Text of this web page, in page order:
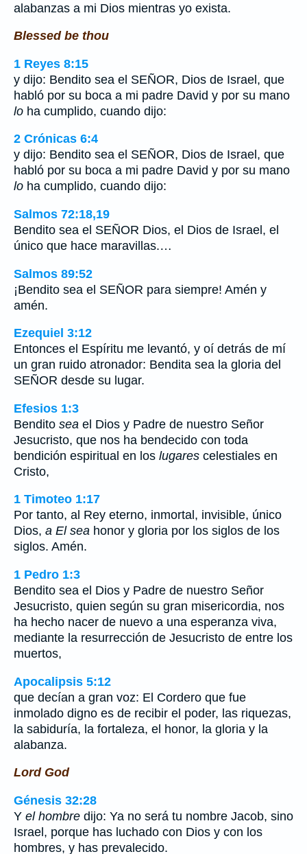
alabanzas a mi Dios mientras yo exista.
Blessed be thou
1 Reyes 8:15
y dijo: Bendito sea el SEÑOR, Dios de Israel, que
habló por su boca a mi padre David y por su mano
lo ha cumplido, cuando dijo:
2 Crónicas 6:4
y dijo: Bendito sea el SEÑOR, Dios de Israel, que
habló por su boca a mi padre David y por su mano
lo ha cumplido, cuando dijo:
Salmos 72:18,19
Bendito sea el SEÑOR Dios, el Dios de Israel, el
único que hace maravillas.…
Salmos 89:52
¡Bendito sea el SEÑOR para siempre! Amén y
amén.
Ezequiel 3:12
Entonces el Espíritu me levantó, y oí detrás de mí
un gran ruido atronador: Bendita sea la gloria del
SEÑOR desde su lugar.
Efesios 1:3
Bendito sea el Dios y Padre de nuestro Señor
Jesucristo, que nos ha bendecido con toda
bendición espiritual en los lugares celestiales en
Cristo,
1 Timoteo 1:17
Por tanto, al Rey eterno, inmortal, invisible, único
Dios, a El sea honor y gloria por los siglos de los
siglos. Amén.
1 Pedro 1:3
Bendito sea el Dios y Padre de nuestro Señor
Jesucristo, quien según su gran misericordia, nos
ha hecho nacer de nuevo a una esperanza viva,
mediante la resurrección de Jesucristo de entre los
muertos,
Apocalipsis 5:12
que decían a gran voz: El Cordero que fue
inmolado digno es de recibir el poder, las riquezas,
la sabiduría, la fortaleza, el honor, la gloria y la
alabanza.
Lord God
Génesis 32:28
Y el hombre dijo: Ya no será tu nombre Jacob, sino
Israel, porque has luchado con Dios y con los
hombres, y has prevalecido.